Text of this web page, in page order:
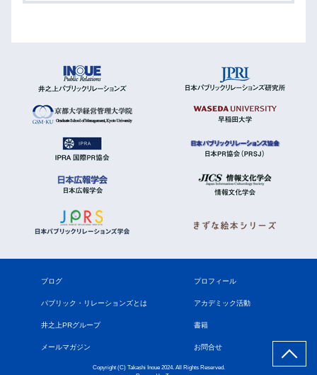
ブログ プロフィール
パブリック・リレーションズとは アカデミック活動
井之上PRグループ 書籍
メールマガジン お問合せ
Copyright (C) Takashi Inoue 2024. All Rights Reserved.